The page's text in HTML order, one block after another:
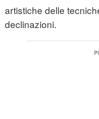
artistiche delle
declinazioni.